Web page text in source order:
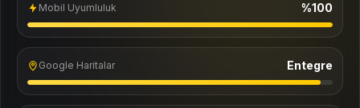
Mobil Uyumluluk %100
Google Haritalar Entegre